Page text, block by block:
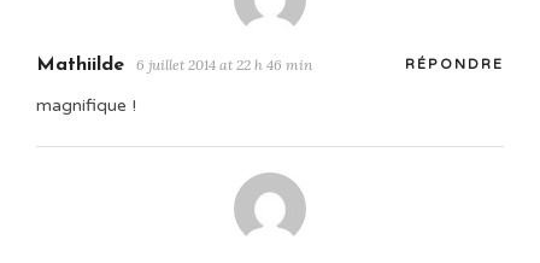
Mathiilde 6 juillet 2014 at 22 h 46 min RÉPONDRE
magnifique !